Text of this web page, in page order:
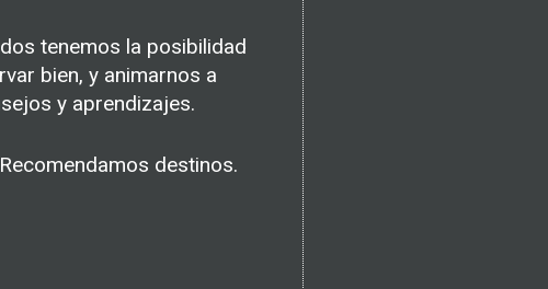
tenemos la posibilidad
bien, y animarnos a
y aprendizajes.
destinos.